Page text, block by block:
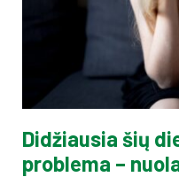
Didžiausia šių
problema –